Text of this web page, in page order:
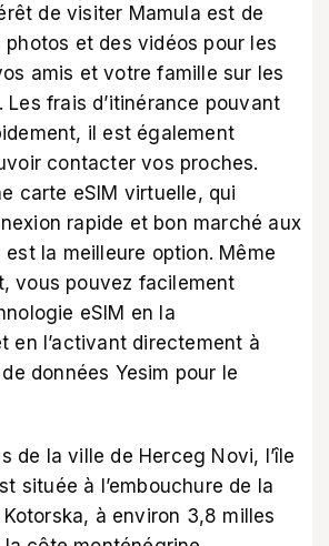
de visiter Mamula est de
et des vidéos pour les
amis et votre famille sur les
Les frais d’itinérance pouvant
il est également
contacter vos proches.
carte eSIM virtuelle, qui
rapide et bon marché aux
la meilleure option. Même
vous pouvez facilement
eSIM en la
en l’activant directement à
données Yesim pour le
de la ville de Herceg Novi, l’île
située à l’embouchure de la
Kotorska, à environ 3,8 milles